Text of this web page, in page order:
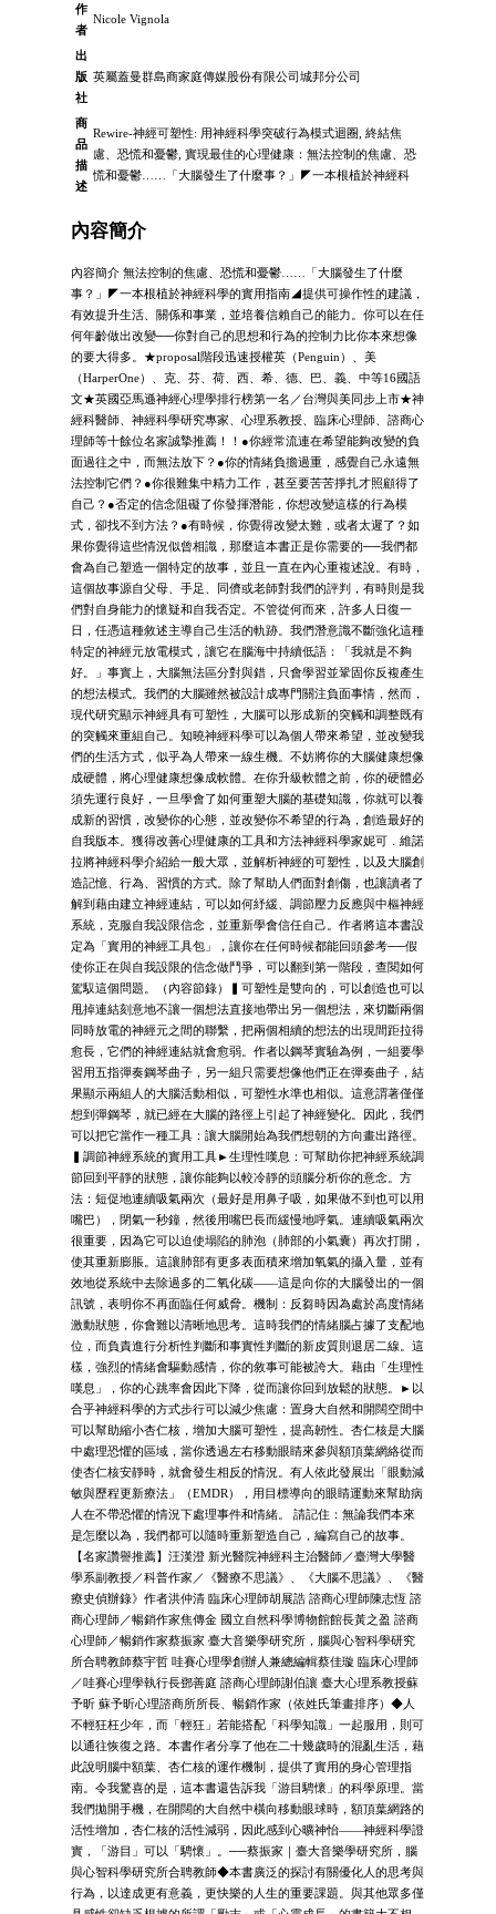
作
者
Nicole Vignola
出
版
社
英屬蓋曼群島商家庭傳媒股份有限公司城邦分公司
商
品
描
述
Rewire-神經可塑性: 用神經科學突破行為模式迴圈, 終結焦
慮、恐慌和憂鬱, 實現最佳的心理健康：無法控制的焦慮、恐
慌和憂鬱……「大腦發生了什麼事？」◤一本根植於神經科
內容簡介
內容簡介 無法控制的焦慮、恐慌和憂鬱……「大腦發生了什麼
事？」◤一本根植於神經科學的實用指南◢提供可操作性的建議，
有效提升生活、關係和事業，並培養信賴自己的能力。你可以在任
何年齡做出改變──你對自己的思想和行為的控制力比你本來想像
的要大得多。★proposal階段迅速授權英（Penguin）、美
（HarperOne）、克、芬、荷、西、希、德、巴、義、中等16國語
文★英國亞馬遜神經心理學排行榜第一名／台灣與美同步上市★神
經科醫師、神經科學研究專家、心理系教授、臨床心理師、諮商心
理師等十餘位名家誠摯推薦！！●你經常流連在希望能夠改變的負
面過往之中，而無法放下？●你的情緒負擔過重，感覺自己永遠無
法控制它們？●你很難集中精力工作，甚至要苦苦掙扎才照顧得了
自己？●否定的信念阻礙了你發揮潛能，你想改變這樣的行為模
式，卻找不到方法？●有時候，你覺得改變太難，或者太遲了？如
果你覺得這些情況似曾相識，那麼這本書正是你需要的──我們都
會為自己塑造一個特定的故事，並且一直在內心重複述說。有時，
這個故事源自父母、手足、同儕或老師對我們的評判，有時則是我
們對自身能力的懷疑和自我否定。不管從何而來，許多人日復一
日，任憑這種敘述主導自己生活的軌跡。我們潛意識不斷強化這種
特定的神經元放電模式，讓它在腦海中持續低語：「我就是不夠
好。」事實上，大腦無法區分對與錯，只會學習並鞏固你反複產生
的想法模式。我們的大腦雖然被設計成專門關注負面事情，然而，
現代研究顯示神經具有可塑性，大腦可以形成新的突觸和調整既有
的突觸來重組自己。知曉神經科學可以為個人帶來希望，並改變我
們的生活方式，似乎為人帶來一線生機。不妨將你的大腦健康想像
成硬體，將心理健康想像成軟體。在你升級軟體之前，你的硬體必
須先運行良好，一旦學會了如何重塑大腦的基礎知識，你就可以養
成新的習慣，改變你的心態，並改變你不希望的行為，創造最好的
自我版本。獲得改善心理健康的工具和方法神經科學家妮可．維諾
拉將神經科學介紹給一般大眾，並解析神經的可塑性，以及大腦創
造記憶、行為、習慣的方式。除了幫助人們面對創傷，也讓讀者了
解到藉由建立神經連結，可以如何紓緩、調節壓力反應與中樞神經
系統，克服自我設限信念，並重新學會信任自己。作者將這本書設
定為「實用的神經工具包」，讓你在任何時候都能回頭參考──假
使你正在與自我設限的信念做鬥爭，可以翻到第一階段，查閱如何
駕馭這個問題。（內容節錄）▍可塑性是雙向的，可以創造也可以
甩掉連結刻意地不讓一個想法直接地帶出另一個想法，來切斷兩個
同時放電的神經元之間的聯繫，把兩個相續的想法的出現間距拉得
愈長，它們的神經連結就會愈弱。作者以鋼琴實驗為例，一組要學
習用五指彈奏鋼琴曲子，另一組只需要想像他們正在彈奏曲子，結
果顯示兩組人的大腦活動相似，可塑性水準也相似。這意謂著僅僅
想到彈鋼琴，就已經在大腦的路徑上引起了神經變化。因此，我們
可以把它當作一種工具：讓大腦開始為我們想朝的方向畫出路徑。
▍調節神經系統的實用工具►生理性嘆息：可幫助你把神經系統調
節回到平靜的狀態，讓你能夠以較冷靜的頭腦分析你的意念。方
法：短促地連續吸氣兩次（最好是用鼻子吸，如果做不到也可以用
嘴巴），閉氣一秒鐘，然後用嘴巴長而緩慢地呼氣。連續吸氣兩次
很重要，因為它可以迫使塌陷的肺泡（肺部的小氣囊）再次打開，
使其重新膨脹。這讓肺部有更多表面積來增加氧氣的攝入量，並有
效地從系統中去除過多的二氧化碳——這是向你的大腦發出的一個
訊號，表明你不再面臨任何威脅。機制：反芻時因為處於高度情緒
激動狀態，你會難以清晰地思考。這時我們的情緒腦占據了支配地
位，而負責進行分析性判斷和事實性判斷的新皮質則退居二線。這
樣，強烈的情緒會驅動感情，你的敘事可能被誇大。藉由「生理性
嘆息」，你的心跳率會因此下降，從而讓你回到放鬆的狀態。►以
合乎神經科學的方式步行可以減少焦慮：置身大自然和開闊空間中
可以幫助縮小杏仁核，增加大腦可塑性，提高韌性。杏仁核是大腦
中處理恐懼的區域，當你透過左右移動眼睛來參與額頂葉網絡從而
使杏仁核安靜時，就會發生相反的情況。有人依此發展出「眼動減
敏與歷程更新療法」（EMDR），用目標導向的眼睛運動來幫助病
人在不帶恐懼的情況下處理事件和情緒。 請記住：無論我們本來
是怎麼以為，我們都可以隨時重新塑造自己，編寫自己的故事。
【名家讚譽推薦】汪漢澄 新光醫院神經科主治醫師／臺灣大學醫
學系副教授／科普作家／《醫療不思議》、《大腦不思議》、《醫
療史偵辦錄》作者洪仲清 臨床心理師胡展誥 諮商心理師陳志恆 諮
商心理師／暢銷作家焦傳金 國立自然科學博物館館長黃之盈 諮商
心理師／暢銷作家蔡振家 臺大音樂學研究所，腦與心智科學研究
所合聘教師蔡宇哲 哇賽心理學創辦人兼總編輯蔡佳璇 臨床心理師
／哇賽心理學執行長鄧善庭 諮商心理師謝伯讓 臺大心理系教授蘇
予昕 蘇予昕心理諮商所所長、暢銷作家（依姓氏筆畫排序）◆人
不輕狂枉少年，而「輕狂」若能搭配「科學知識」一起服用，則可
以通往恢復之路。本書作者分享了他在二十幾歲時的混亂生活，藉
此說明腦中額葉、杏仁核的運作機制，提供了實用的身心管理指
南。令我驚喜的是，這本書還告訴我「游目騁懷」的科學原理。當
我們拋開手機，在開闊的大自然中橫向移動眼球時，額頂葉網路的
活性增加，杏仁核的活性減弱，因此感到心曠神怡——神經科學證
實，「游目」可以「騁懷」。──蔡振家｜臺大音樂學研究所，腦
與心智科學研究所合聘教師◆本書廣泛的探討有關優化人的思考與
行為，以達成更有意義，更快樂的人生的重要課題。與其他眾多僅